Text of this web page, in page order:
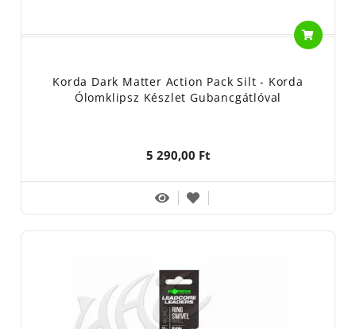
Korda Dark Matter Action Pack Silt - Korda
Ólomklipsz Készlet Gubancgátlóval
5 290,00 Ft